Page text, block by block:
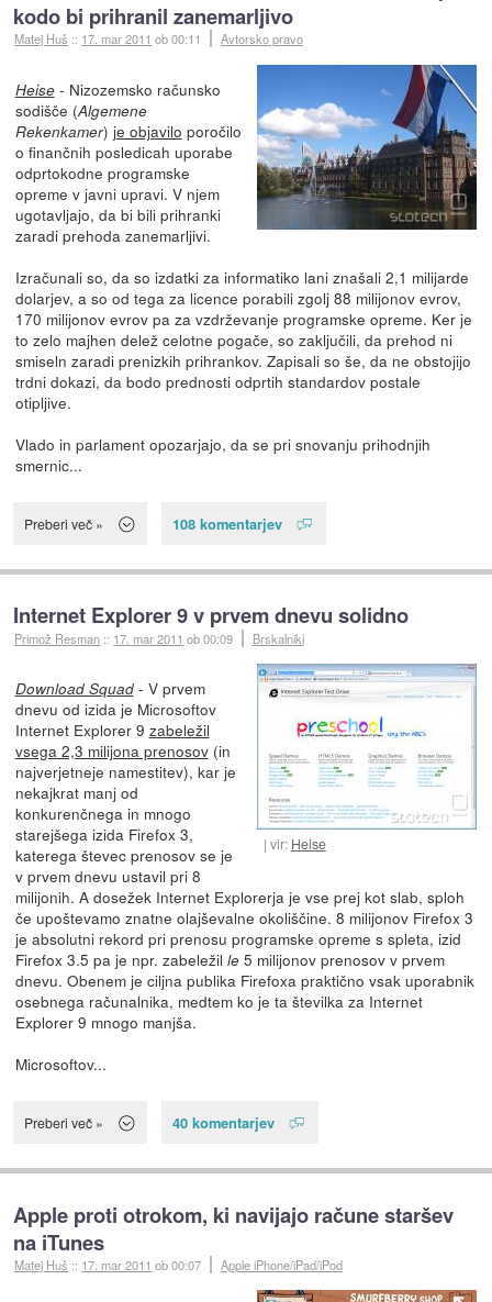
kodo bi prihranil zanemarljivo
Matej Huš :: 17. mar 2011 ob 00:11 Avtorsko pravo
Heise- Nizozemsko računsko
sodišče (Algemene
Rekenkamer) je objavilo poročilo
o finančnih posledicah uporabe
odprtokodne programske
opreme v javni upravi. V njem
ugotavljajo, da bi bili prihranki
zaradi prehoda zanemarljivi.
Izračunali so, da so izdatki za informatiko lani znašali 2,1 milijarde
dolarjev, a so od tega za licence porabili zgolj 88 milijonov evrov,
170 milijonov evrov pa za vzdrževanje programske opreme. Ker je
to zelo majhen delež celotne pogače, so zaključili, da prehod ni
smiseln zaradi prenizkih prihrankov. Zapisali so še, da ne obstojijo
trdni dokazi, da bodo prednosti odprtih standardov postale
otipljive.
Vlado in parlament opozarjajo, da se pri snovanju prihodnjih
smernic...
Preberi več » 108 komentarjev
Internet Explorer 9 v prvem dnevu solidno
Primož Resman :: 17. mar 2011 ob 00:09 Brskalniki
vir: Heise
Download Squad- V prvem
dnevu od izida je Microsoftov
Internet Explorer 9 zabeležil
vsega 2,3 milijona prenosov(in
najverjetneje namestitev), kar je
nekajkrat manj od
konkurenčnega in mnogo
starejšega izida Firefox 3,
katerega števec prenosov se je
v prvem dnevu ustavil pri 8
milijonih. A dosežek Internet Explorerja je vse prej kot slab, sploh
če upoštevamo znatne olajševalne okoliščine. 8 milijonov Firefox 3
je absolutni rekord pri prenosu programske opreme s spleta, izid
Firefox 3.5 pa je npr. zabeležil le5 milijonov prenosov v prvem
dnevu. Obenem je ciljna publika Firefoxa praktično vsak uporabnik
osebnega računalnika, medtem ko je ta številka za Internet
Explorer 9 mnogo manjša.
Microsoftov...
Preberi več » 40 komentarjev
Apple proti otrokom, ki navijajo račune staršev
na iTunes
Matej Huš :: 17. mar 2011 ob 00:07 Apple iPhone/iPad/iPod